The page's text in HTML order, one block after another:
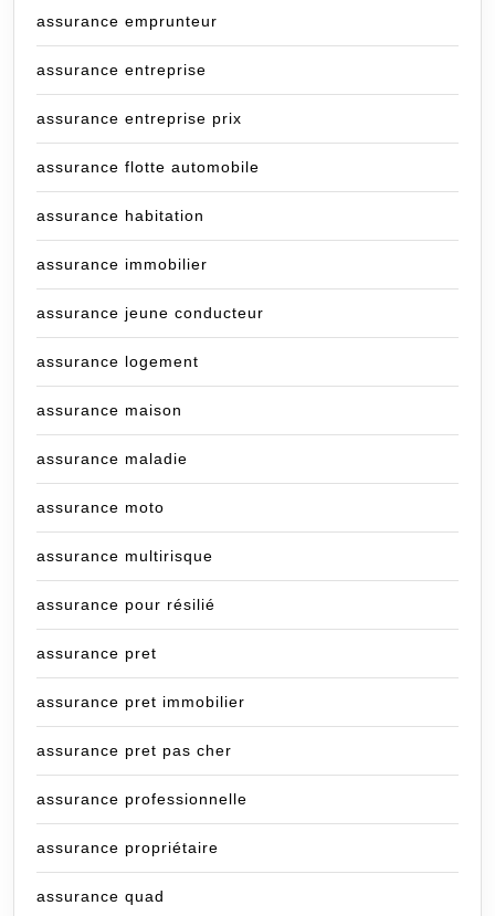
assurance emprunteur
assurance entreprise
assurance entreprise prix
assurance flotte automobile
assurance habitation
assurance immobilier
assurance jeune conducteur
assurance logement
assurance maison
assurance maladie
assurance moto
assurance multirisque
assurance pour résilié
assurance pret
assurance pret immobilier
assurance pret pas cher
assurance professionnelle
assurance propriétaire
assurance quad